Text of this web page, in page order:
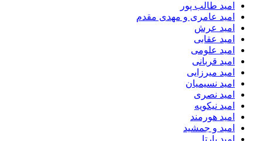
امید طالب پور
امید عامری و مهدی مقدم
امید عرش
امید عقابی
امید علومی
امید قربانی
امید میرزایی
امید نسیمیان
امید نصری
امید نیکویه
امید هورمند
امید و جمشید